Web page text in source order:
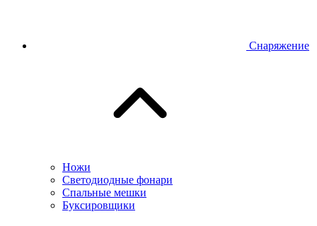
Снаряжение
Ножи
Светодиодные фонари
Спальные мешки
Буксировщики